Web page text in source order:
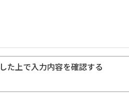
た上で入力内容を確認する